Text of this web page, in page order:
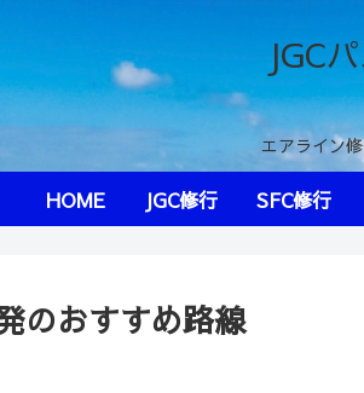
JGC
エアライン
HOME JGC修行 SFC修行
のおすすめ路線